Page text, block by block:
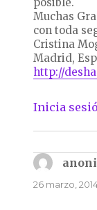
Muchas
con toda
Cristina
Madrid,
http://
Inicia
26 marzo,